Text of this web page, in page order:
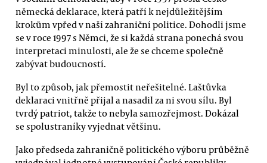
německá deklarace, která patří k nejdůležitějším
krokům vpřed v naší zahraniční politice. Dohodli jsme
se v roce 1997 s Němci, že si každá strana ponechá svou
interpretaci minulosti, ale že se chceme společně
zabývat budoucností.
Byl to způsob, jak přemostit neřešitelné. Laštůvka
deklaraci vnitřně přijal a nasadil za ni svou sílu. Byl
tvrdý patriot, takže to nebyla samozřejmost. Dokázal
se spolustraníky vyjednat většinu.
Jako předseda zahraničně politického výboru průběžně